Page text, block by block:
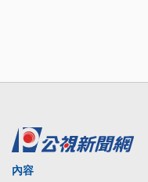
內容